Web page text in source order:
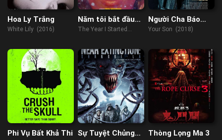
Hoa Ly Trắng
White Lily (2016)
Năm tôi bắt đầu
thủ dâm
The Year I Started
Người Cha Báo
Thù
Your Son (2018)
Phi Vụ Bất Khả Thi Sự Tuyệt Chủng
Thòng Lọng Ma 3